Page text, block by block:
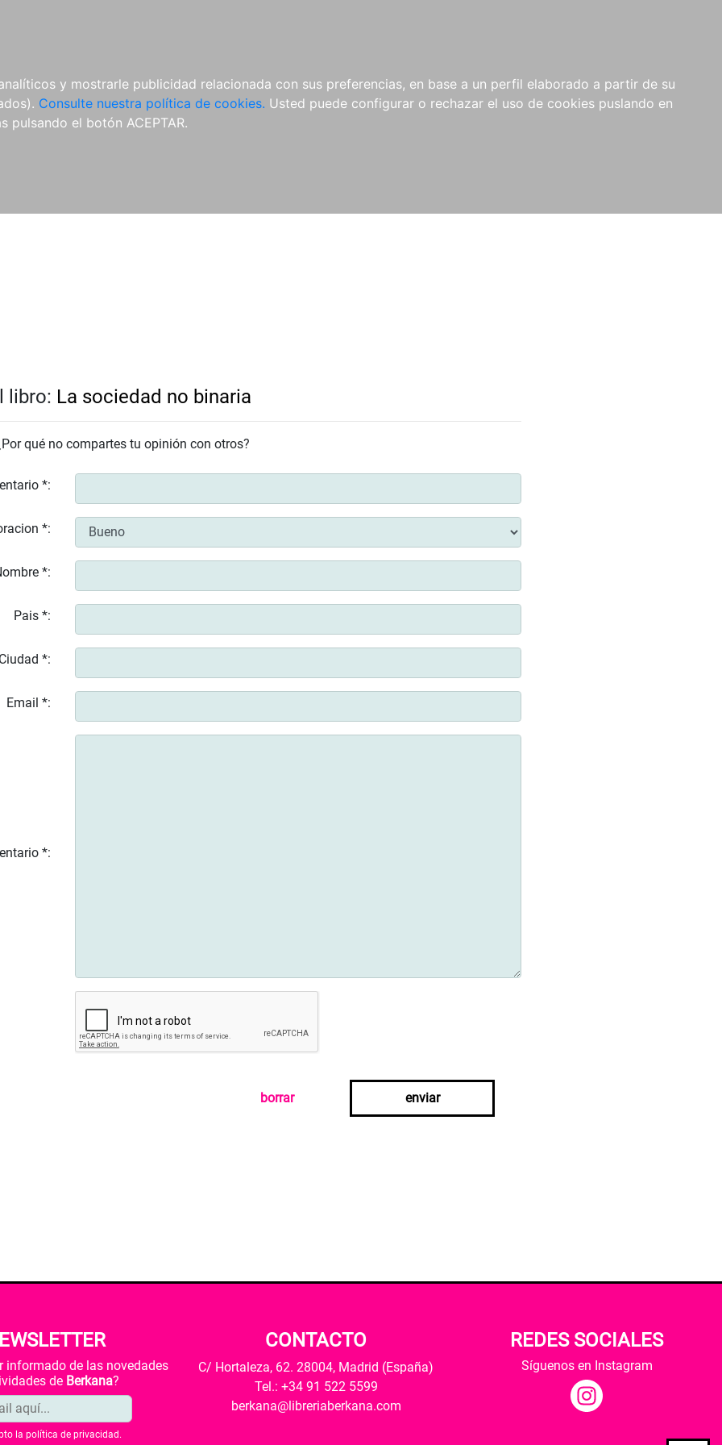
y mostrarle publicidad relacionada con sus preferencias, en base a un perfil elaborado a partir de su
Consulte nuestra política de cookies. Usted puede configurar o rechazar el uso de cookies puslando en
pulsando el botón ACEPTAR.
libro: La sociedad no binaria
qué no compartes tu opinión con otros?
*:
*:
*:
Pais *:
*:
Email *:
*:
borrar enviar
informado de las novedades
de Berkana?
la política de privacidad .
CONTACTO
C/ Hortaleza, 62. 28004, Madrid (España)
Tel.: +34 91 522 5599
berkana@libreriaberkana.com
REDES SOCIALES
Síguenos en Instagram